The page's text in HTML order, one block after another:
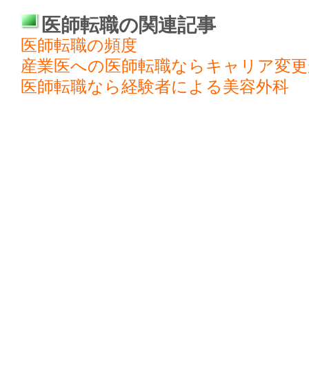
医師転職の関連記事
医師転職の頻度
産業医への医師転職ならキャリア変
医師転職なら経験者による美容外科